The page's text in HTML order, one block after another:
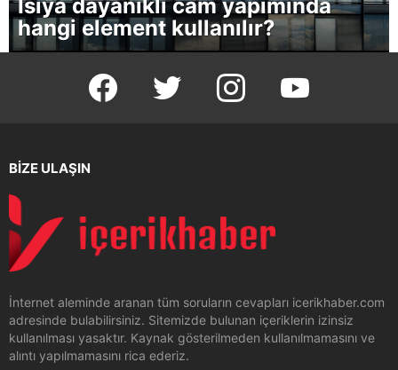
Isıya dayanıklı cam yapımında
hangi element kullanılır?
facebook twitter instagram youtube
BİZE ULAŞIN
İnternet aleminde aranan tüm soruların cevapları icerikhaber.com
adresinde bulabilirsiniz. Sitemizde bulunan içeriklerin izinsiz
kullanılması yasaktır. Kaynak gösterilmeden kullanılmamasını ve
alıntı yapılmamasını rica ederiz.